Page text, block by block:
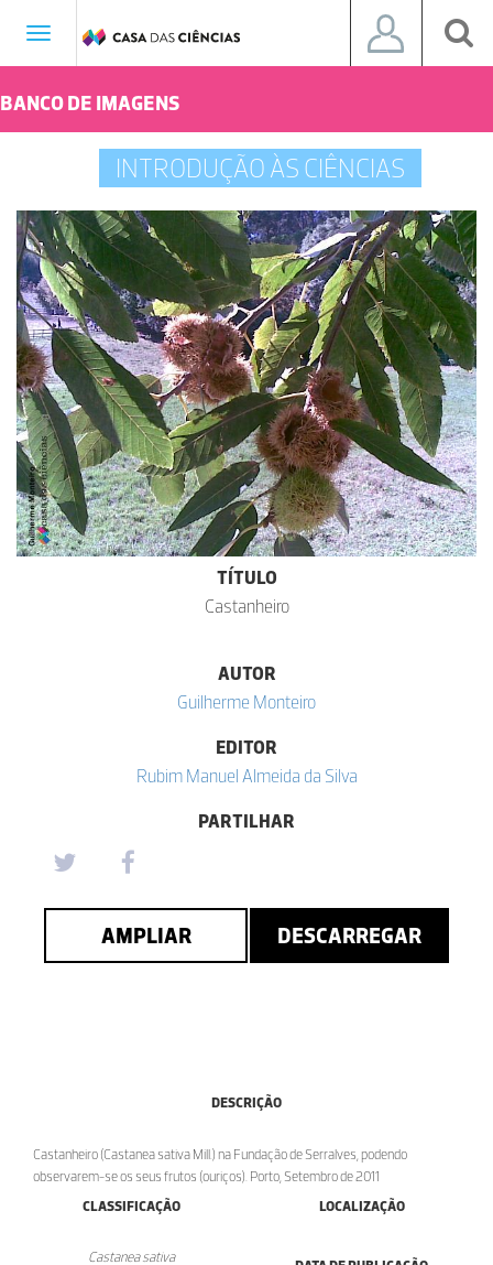
Toggle
BANCO DE IMAGENS
INTRODUÇÃO ÀS CIÊNCIAS
TÍTULO
Castanheiro
AUTOR
Guilherme Monteiro
EDITOR
Rubim Manuel Almeida da Silva
PARTILHAR
AMPLIAR DESCARREGAR
DESCRIÇÃO
Castanheiro (Castanea sativa Mill.) na Fundação de Serralves, podendo
observarem-se os seus frutos (ouriços). Porto, Setembro de 2011
CLASSIFICAÇÃO
Castanea sativa
LOCALIZAÇÃO